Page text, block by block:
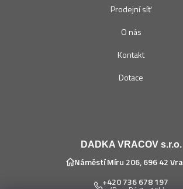
Prodejní síť
O nás
Kontakt
Dotace
DADKA VRACOV s.r.o.
Náměstí Míru 206, 696 42
+420 736 678 197